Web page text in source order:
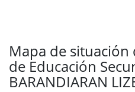
Mapa de
de Educación
BARANDIARAN